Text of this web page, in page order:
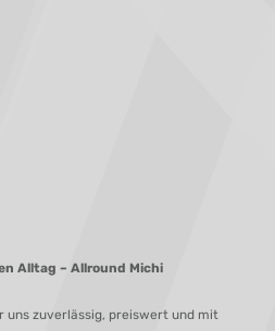
Alltag – Allround Michi
zuverlässig, preiswert und mit